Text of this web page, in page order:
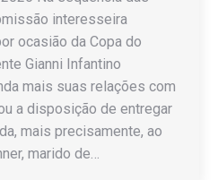
interesseira
ocasião da Copa do
Gianni Infantino
mais suas relações com
a disposição de entregar
mais precisamente, ao
marido de…